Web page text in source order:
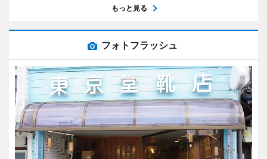
もっと見る
フォトフラッシュ